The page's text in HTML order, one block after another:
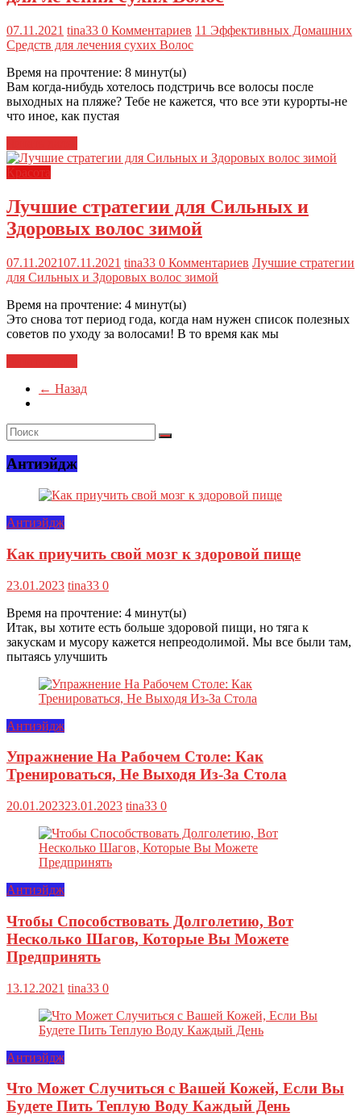
07.11.2021 tina33 0 Комментариев 11 Эффективных Домашних
Средств для лечения сухих Волос
Время на прочтение: 8 минут(ы)
Вам когда-нибудь хотелось подстричь все волосы после
выходных на пляже? Тебе не кажется, что все эти курорты-не
что иное, как пустая
Красота
Лучшие стратегии для Сильных и
Здоровых волос зимой
07.11.202107.11.2021 tina33 0 Комментариев Лучшие стратегии
для Сильных и Здоровых волос зимой
Время на прочтение: 4 минут(ы)
Это снова тот период года, когда нам нужен список полезных
советов по уходу за волосами! В то время как мы
← Назад
Антиэйдж
Антиэйдж
Как приучить свой мозг к здоровой пище
23.01.2023 tina33 0
Время на прочтение: 4 минут(ы)
Итак, вы хотите есть больше здоровой пищи, но тяга к
закускам и мусору кажется непреодолимой. Мы все были там,
пытаясь улучшить
Антиэйдж
Упражнение На Рабочем Столе: Как
Тренироваться, Не Выходя Из-За Стола
20.01.202323.01.2023 tina33 0
Антиэйдж
Чтобы Способствовать Долголетию, Вот
Несколько Шагов, Которые Вы Можете
Предпринять
13.12.2021 tina33 0
Антиэйдж
Что Может Случиться с Вашей Кожей, Если Вы
Будете Пить Теплую Воду Каждый День